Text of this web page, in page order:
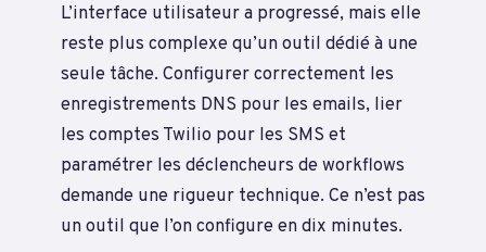
L’interface utilisateur a progressé, mais elle
reste plus complexe qu’un outil dédié à une
seule tâche. Configurer correctement les
enregistrements DNS pour les emails, lier
les comptes Twilio pour les SMS et
paramétrer les déclencheurs de workflows
demande une rigueur technique. Ce n’est pas
un outil que l’on configure en dix minutes.